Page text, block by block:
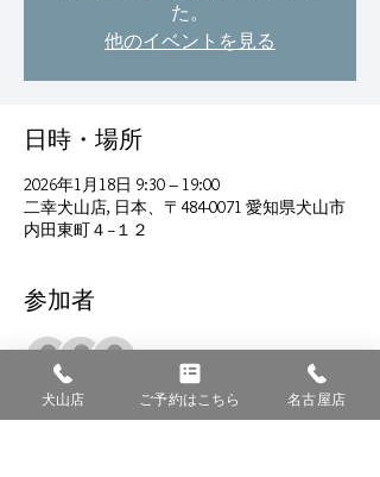
た。
他のイベントを見る
日時・場所
2026年1月18日 9:30 – 19:00
二幸犬山店, 日本、〒484-0071 愛知県犬山市
内田東町４−１２
参加者
犬山店 ご予約はこちら 名古屋店